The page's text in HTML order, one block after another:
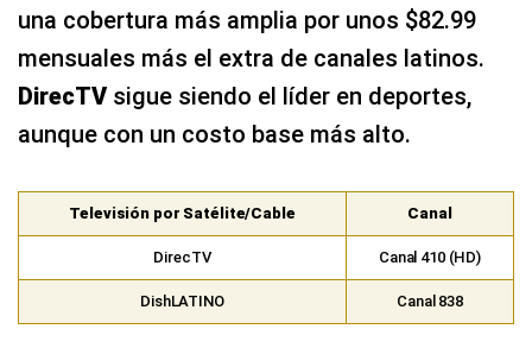
una cobertura más amplia por unos $82.99
mensuales más el extra de canales latinos.
DirecTVsigue siendo el líder en deportes,
aunque con un costo base más alto.
Televisión por Satélite/Cable Canal
DirecTV Canal 410 (HD)
DishLATINO Canal 838